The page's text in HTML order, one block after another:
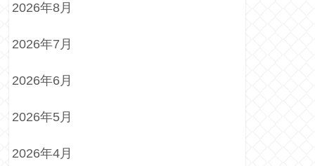
2026年8月
2026年7月
2026年6月
2026年5月
2026年4月